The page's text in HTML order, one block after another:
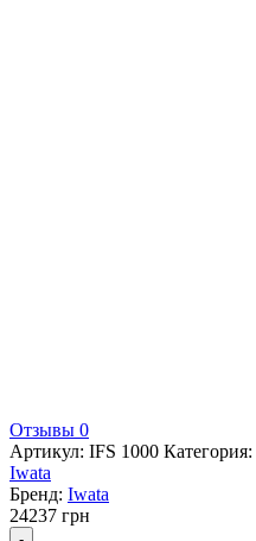
Отзывы 0
Артикул: IFS 1000 Категория:
Iwata
Бренд: Iwata
24237 грн
Количество